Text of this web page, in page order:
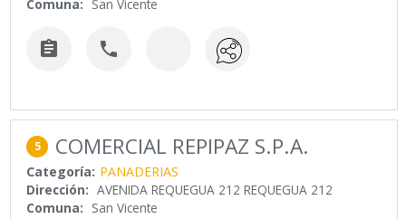
Comuna: San Vicente
 
5 COMERCIAL REPIPAZ S.P.A.
Categoría: PANADERIAS
Dirección: AVENIDA REQUEGUA 212 REQUEGUA 212
Comuna: San Vicente